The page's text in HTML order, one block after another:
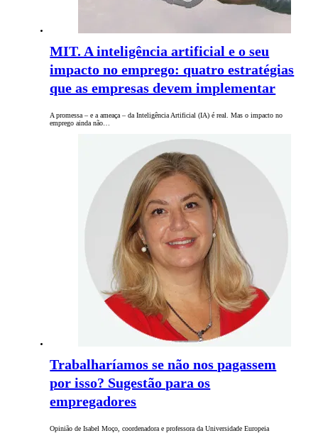
MIT. A inteligência artificial e o seu
impacto no emprego: quatro estratégias
que as empresas devem implementar
A promessa – e a ameaça – da Inteligência Artificial (IA) é real. Mas o impacto no
emprego ainda não…
Trabalharíamos se não nos pagassem
por isso? Sugestão para os
empregadores
Opinião de Isabel Moço, coordenadora e professora da Universidade Europeia